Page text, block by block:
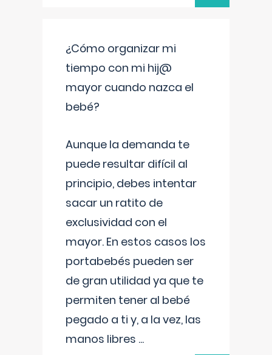
¿Cómo organizar mi
tiempo con mi hij@
mayor cuando nazca el
bebé?
Aunque la demanda te
puede resultar difícil al
principio, debes intentar
sacar un ratito de
exclusividad con el
mayor. En estos casos los
portabebés pueden ser
de gran utilidad ya que te
permiten tener al bebé
pegado a ti y, a la vez, las
manos libres ...